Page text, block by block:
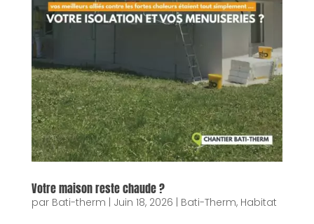
Votre maison reste chaude ?
par Bati-therm | Juin 18, 2026 | Bati-Therm, Habitat